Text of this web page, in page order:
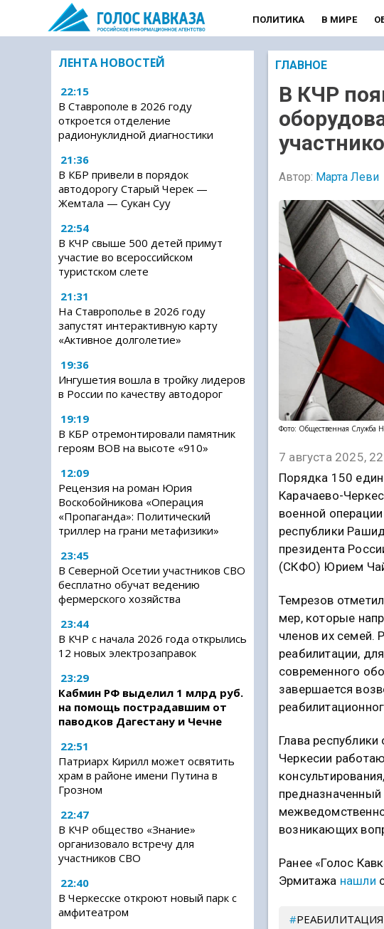
ПОЛИТИКА В МИРЕ
ЛЕНТА НОВОСТЕЙ
22:15
В Ставрополе в 2026 году
откроется отделение
радионуклидной диагностики
21:36
В КБР привели в порядок
автодорогу Старый Черек —
Жемтала — Сукан Суу
22:54
В КЧР свыше 500 детей примут
участие во всероссийском
туристском слете
21:31
На Ставрополье в 2026 году
запустят интерактивную карту
«Активное долголетие»
19:36
Ингушетия вошла в тройку лидеров
в России по качеству автодорог
19:19
В КБР отремонтировали памятник
героям ВОВ на высоте «910»
12:09
Рецензия на роман Юрия
Воскобойникова «Операция
«Пропаганда»: Политический
триллер на грани метафизики»
23:45
В Северной Осетии участников СВО
бесплатно обучат ведению
фермерского хозяйства
23:44
В КЧР с начала 2026 года открылись
12 новых электрозаправок
23:29
Кабмин РФ выделил 1 млрд руб.
на помощь пострадавшим от
паводков Дагестану и Чечне
22:51
Патриарх Кирилл может освятить
храм в районе имени Путина в
Грозном
22:47
В КЧР общество «Знание»
организовало встречу для
участников СВО
22:40
В Черкесске откроют новый парк с
амфитеатром
ГЛАВНОЕ
В КЧР
Автор: Марта Леви
Фото: Общественная Служба
7 августа 2025,
Порядка 150
Карачаево-
военной
республики
президента
(СКФО) Юрием
Темрезов
мер, которые
членов их семей.
реабилитации,
современного
завершается
Глава
Черкесии
возникающих
Ранее «Голос
Эрмитажа нашли
РЕАБИЛИТАЦИЯ